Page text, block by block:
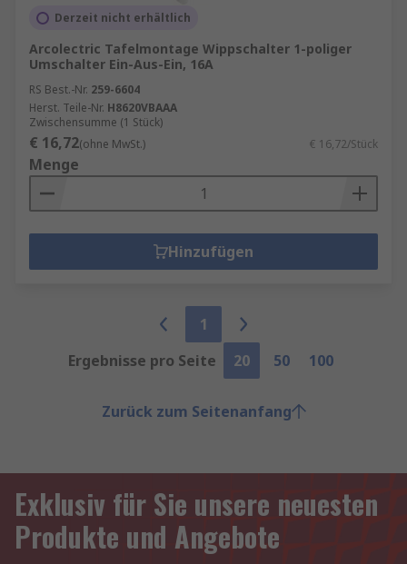
Derzeit nicht erhältlich
Arcolectric Tafelmontage Wippschalter 1-poliger
Umschalter Ein-Aus-Ein, 16A
RS Best.-Nr. 259-6604
Herst. Teile-Nr. H8620VBAAA
Zwischensumme (1 Stück)
€ 16,72(ohne MwSt.) € 16,72/Stück
Menge
Hinzufügen
1
Ergebnisse pro Seite
20 50 100
Zurück zum Seitenanfang
Exklusiv für Sie unsere neuesten
Produkte und Angebote